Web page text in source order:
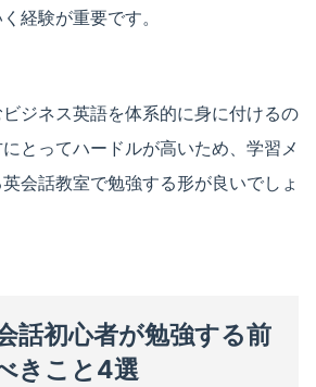
経験が重要です。
ジネス英語を体系的に身に付けるの
とってハードルが高いため、学習メ
会話教室で勉強する形が良いでしょ
話初心者が勉強する前
きこと4選